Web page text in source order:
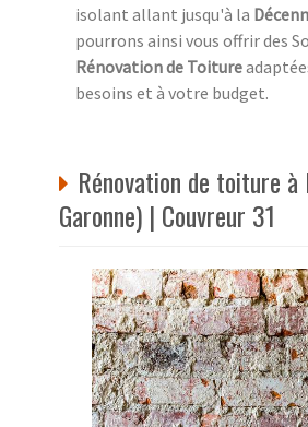
isolant allant jusqu'à la
pourrons ainsi vous offrir des
Rénovation de Toiture
besoins et à votre budget.
Rénovation de toiture à
Garonne) | Couvreur 31